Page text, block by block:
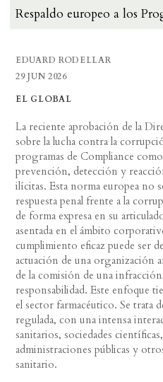
Respaldo europeo a los
EDUARD RODELLAR
29 JUN 2026
EL GLOBAL
La reciente aprobación de la
sobre la lucha contra la
programas de Compliance
prevención, detección y
ilícitas. Esta norma europea no
respuesta penal frente a la
de forma expresa en su
asentada en el ámbito
cumplimiento eficaz puede ser
actuación de una organización
de la comisión de una
responsabilidad. Este enfoque
el sector farmacéutico. Se trata
regulada, con una intensa
sanitarios, sociedades
administraciones públicas y
sanitario.